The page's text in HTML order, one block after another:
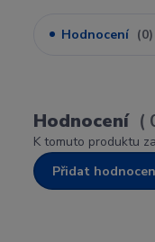
Hodnocení 0
Hodnocení
K tomuto produktu
Přidat